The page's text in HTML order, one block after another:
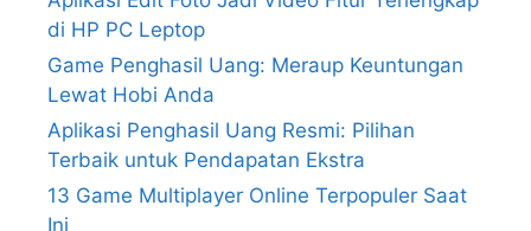
di HP PC Leptop
Game Penghasil Uang: Meraup Keuntungan
Lewat Hobi Anda
Aplikasi Penghasil Uang Resmi: Pilihan
Terbaik untuk Pendapatan Ekstra
13 Game Multiplayer Online Terpopuler Saat
Ini